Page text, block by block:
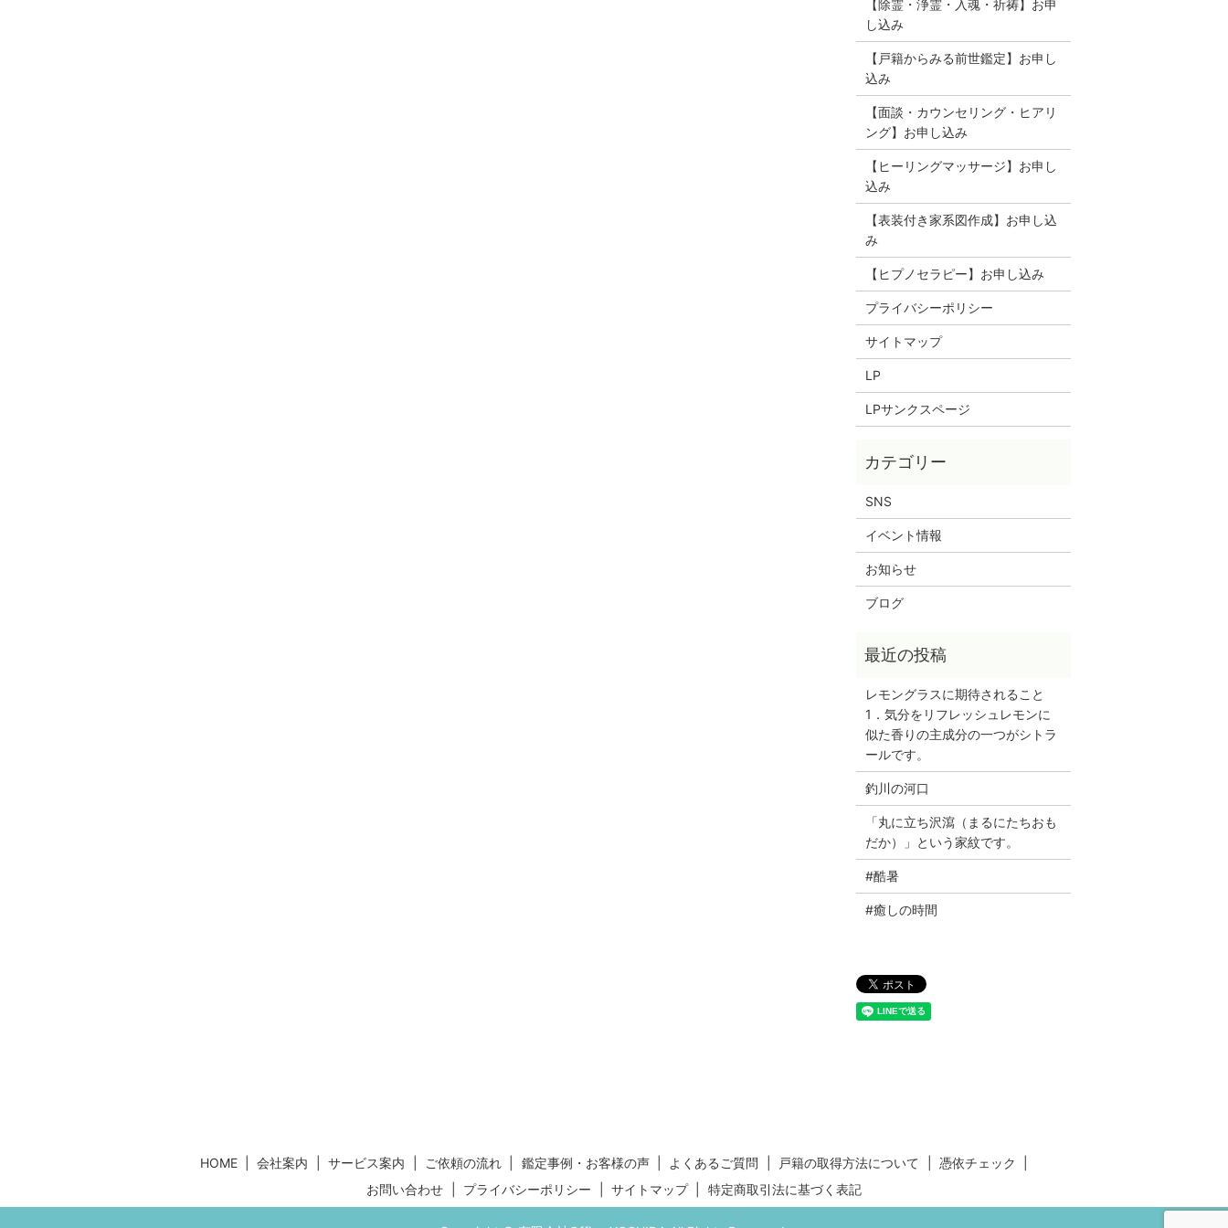
【除霊・浄霊・入魂・祈祷】お申
し込み
【戸籍からみる前世鑑定】お申し
込み
【面談・カウンセリング・ヒアリ
ング】お申し込み
【ヒーリングマッサージ】お申し
込み
【表装付き家系図作成】お申し込
み
【ヒプノセラピー】お申し込み
プライバシーポリシー
サイトマップ
LP
LPサンクスページ
SNS
イベント情報
お知らせ
ブログ
レモングラスに期待されること
1．気分をリフレッシュレモンに
似た香りの主成分の一つがシトラ
ールです。
釣川の河口
「丸に立ち沢瀉（まるにたちおも
だか）」という家紋です。
#酷暑
#癒しの時間
HOME 会社案内 サービス案内 ご依頼の流れ 鑑定事例・お客様の声 よくあるご質問 戸籍の取得方法について
憑依チェック
お問い合わせ
プライバシーポリシー サイトマップ 特定商取引法に基づく表記